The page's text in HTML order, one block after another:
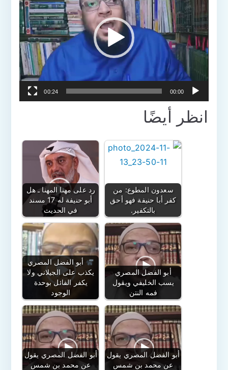
00:00
00:24
انظر أيضًا
رد على مهنا المهنا ـ هل
أبو حنيفة له 17 مسند
في الحديث
سعدون المطوع: من
كفر أبا حنيفة فهو أحق
بالتكفير.
أبو الفضل المصري
يكذب على الجيلاني ولا
يكفر القائل بوحدة
الوجود
أبو الفضل المصري
يسب الخليفي ويقول
فمه النتن
أبو الفضل المصري يقول
عن محمد بن شمس
أبو الفضل المصري يقول
عن محمد بن شمس